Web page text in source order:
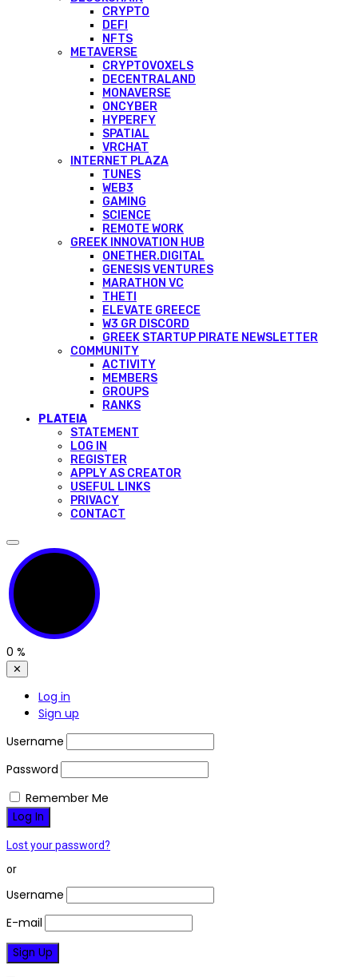
CRYPTO
DEFI
NFTS
METAVERSE
CRYPTOVOXELS
DECENTRALAND
MONAVERSE
ONCYBER
HYPERFY
SPATIAL
VRCHAT
INTERNET PLAZA
TUNES
WEB3
GAMING
SCIENCE
REMOTE WORK
GREEK INNOVATION HUB
ONETHER.DIGITAL
GENESIS VENTURES
MARATHON VC
THETI
ELEVATE GREECE
W3 GR DISCORD
GREEK STARTUP PIRATE NEWSLETTER
COMMUNITY
ACTIVITY
MEMBERS
GROUPS
RANKS
PLATEIA
STATEMENT
LOG IN
REGISTER
APPLY AS CREATOR
USEFUL LINKS
PRIVACY
CONTACT
0 %
✕
Log in
Sign up
Username
Password
Remember Me
Lost your password?
or
Username
E-mail